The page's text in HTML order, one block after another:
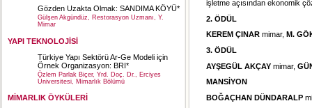
Gözden Uzakta Olmak: SANDIMA KÖYÜ*
Gülşen Akgündüz, Restorasyon Uzmanı, Y.
Mimar
YAPI TEKNOLOJİSİ
Türkiye Yapı Sektörü Ar-Ge Modeli için
Örnek Organizasyon: BRI*
Özlem Parlak Biçer, Yrd. Doç. Dr., Erciyes
Üniversitesi, Mimarlık Bölümü
MİMARLIK ÖYKÜLERİ
işletme açısından ekonomik
2. ÖDÜL
KEREM ÇINAR mimar, M.
3. ÖDÜL
AYŞEGÜL AKÇAY mimar,
MANSİYON
BOĞAÇHAN DÜNDARALP